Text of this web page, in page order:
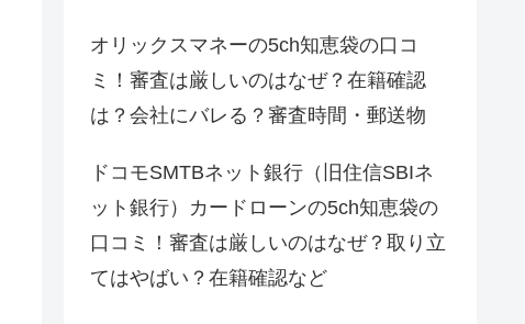
オリックスマネーの5ch知恵袋の口コ
ミ！審査は厳しいのはなぜ？在籍確認
は？会社にバレる？審査時間・郵送物
ドコモSMTBネット銀行（旧住信SBIネ
ット銀行）カードローンの5ch知恵袋の
口コミ！審査は厳しいのはなぜ？取り立
てはやばい？在籍確認など